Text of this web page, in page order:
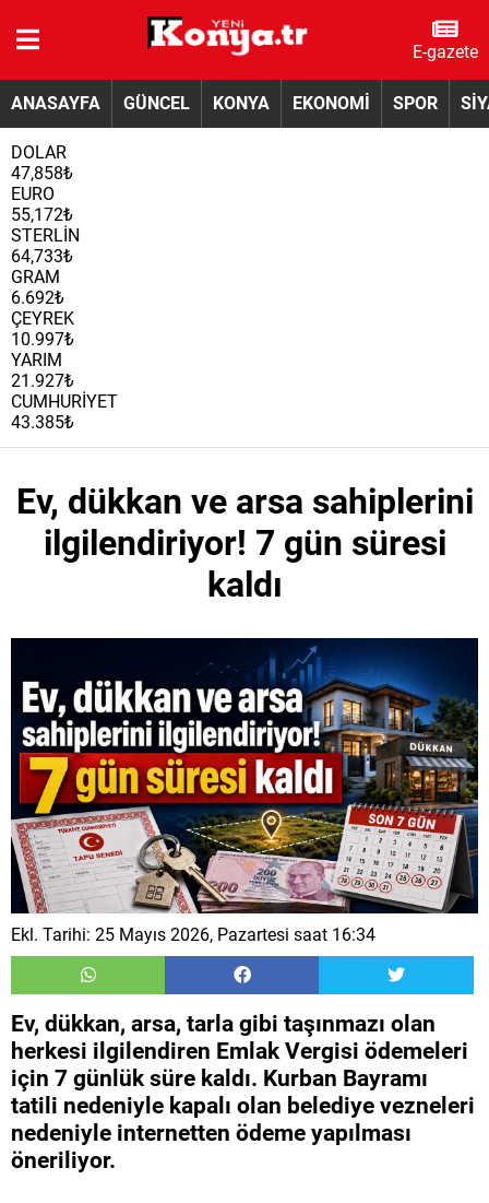
E-gazete
ANASAYFA GÜNCEL KONYA EKONOMİ SPOR
DOLAR
47,858₺
EURO
55,172₺
STERLİN
64,733₺
GRAM
6.692₺
ÇEYREK
10.997₺
YARIM
21.927₺
CUMHURİYET
43.385₺
Ev, dükkan ve arsa sahiplerini
ilgilendiriyor! 7 gün süresi
kaldı
Ekl. Tarihi: 25 Mayıs 2026, Pazartesi saat 16:34
Ev, dükkan, arsa, tarla gibi taşınmazı olan
herkesi ilgilendiren Emlak Vergisi ödemeleri
için 7 günlük süre kaldı. Kurban Bayramı
tatili nedeniyle kapalı olan belediye vezneleri
nedeniyle internetten ödeme yapılması
öneriliyor.